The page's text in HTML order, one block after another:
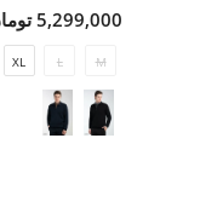
5,299,000 تومان
M
L
XL